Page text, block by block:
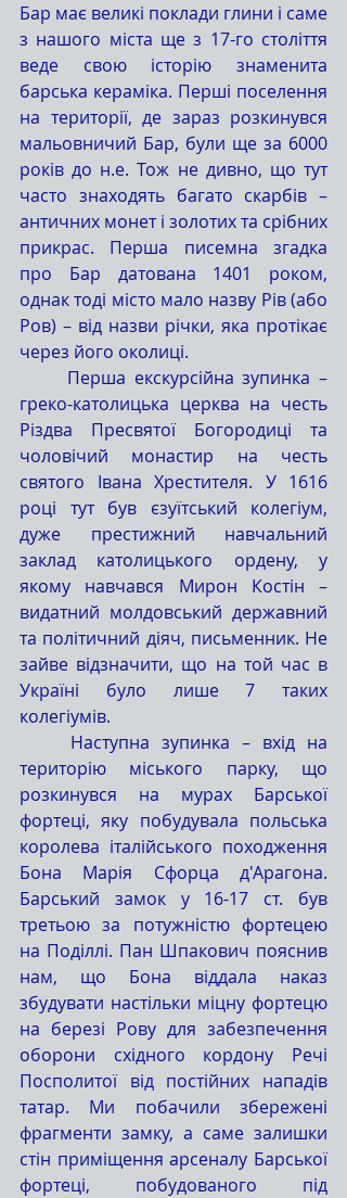
Бар має великі поклади глини і саме
з нашого міста ще з 17-го століття
веде свою історію знаменита
барська кераміка. Перші поселення
на території, де зараз розкинувся
мальовничий Бар, були ще за 6000
років до н.е. Тож не дивно, що тут
часто знаходять багато скарбів –
античних монет і золотих та срібних
прикрас. Перша писемна згадка
про Бар датована 1401 роком,
однак тоді місто мало назву Рів (або
Ров) – від назви річки, яка протікає
через його околиці.
греко-католицька церква на честь
Різдва Пресвятої Богородиці та
чоловічий монастир на честь
святого Івана Хрестителя. У 1616
році тут був єзуїтський колегіум,
дуже престижний навчальний
заклад католицького ордену, у
якому навчався Мирон Костін –
видатний молдовський державний
та політичний діяч, письменник. Не
зайве відзначити, що на той час в
Україні було лише 7 таких
колегіумів.
територію міського парку, що
розкинувся на мурах Барської
фортеці, яку побудувала польська
королева італійського походження
Бона Марія Сфорца д'Арагона.
Барський замок у 16-17 ст. був
третьою за потужністю фортецею
на Поділлі. Пан Шпакович пояснив
нам, що Бона віддала наказ
збудувати настільки міцну фортецю
на березі Рову для забезпечення
оборони східного кордону Речі
Посполитої від постійних нападів
татар. Ми побачили збережені
фрагменти замку, а саме залишки
стін приміщення арсеналу Барської
фортеці, побудованого під